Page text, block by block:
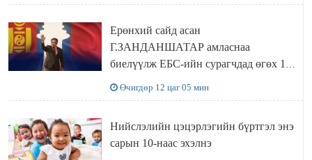
Ерөнхий сайд асан
Г.ЗАНДАНШАТАР амласнаа
биелүүлж ЕБС-ийн сурагчдад өгөх 10.
Өчигдөр 12 цаг 05 мин
Нийслэлийн цэцэрлэгийн бүртгэл энэ
сарын 10-наас эхэлнэ